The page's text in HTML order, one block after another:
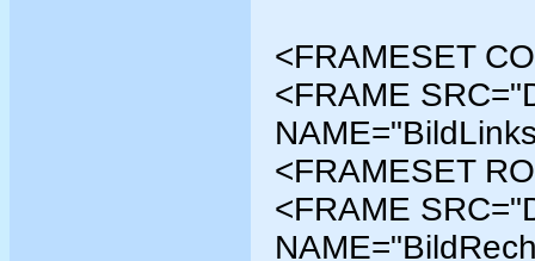
<FRAMESET
<FRAME
<FRAMESET
<FRAME